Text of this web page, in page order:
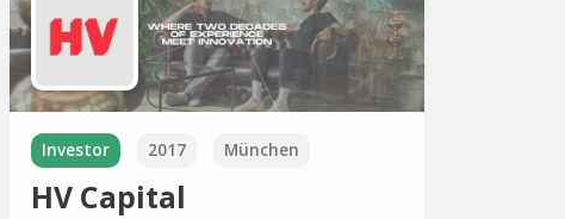
Investor 2017 München
HV Capital